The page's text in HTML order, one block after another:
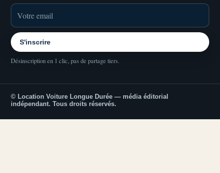
S'inscrire
Désinscription en 1 clic, pas de partage tiers.
© Location Voiture Longue Durée — média éditorial
indépendant. Tous droits réservés.